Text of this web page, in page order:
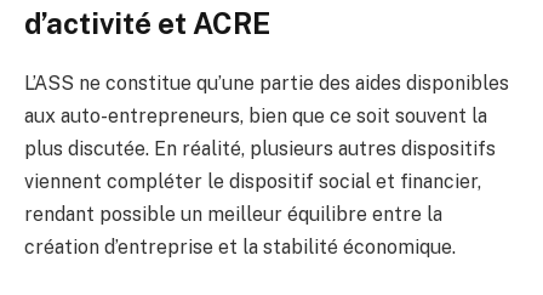
d’activité et ACRE
L’ASS ne constitue qu’une partie des aides disponibles
aux auto-entrepreneurs, bien que ce soit souvent la
plus discutée. En réalité, plusieurs autres dispositifs
viennent compléter le dispositif social et financier,
rendant possible un meilleur équilibre entre la
création d’entreprise et la stabilité économique.